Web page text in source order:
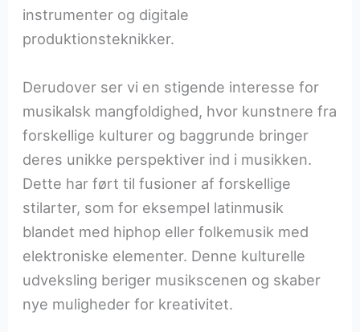
instrumenter og digitale
produktionsteknikker.
Derudover ser vi en stigende interesse for
musikalsk mangfoldighed, hvor kunstnere fra
forskellige kulturer og baggrunde bringer
deres unikke perspektiver ind i musikken.
Dette har ført til fusioner af forskellige
stilarter, som for eksempel latinmusik
blandet med hiphop eller folkemusik med
elektroniske elementer. Denne kulturelle
udveksling beriger musikscenen og skaber
nye muligheder for kreativitet.